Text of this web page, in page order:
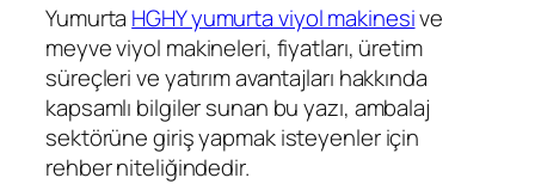
Yumurta HGHY yumurta viyol makinesive
meyve viyol makineleri, fiyatları, üretim
süreçleri ve yatırım avantajları hakkında
kapsamlı bilgiler sunan bu yazı, ambalaj
sektörüne giriş yapmak isteyenler için
rehber niteliğindedir.